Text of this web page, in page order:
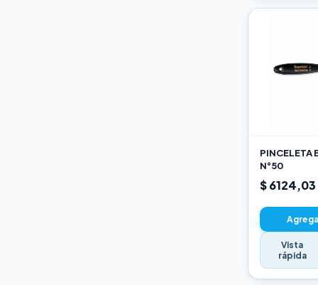
PINCELETA
N°50
$ 6124,03
Vista
rápida